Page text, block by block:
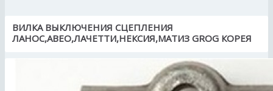
ВИЛКА ВЫКЛЮЧЕНИЯ СЦЕПЛЕНИЯ
ЛАНОС,АВЕО,ЛАЧЕТТИ,НЕКСИЯ,МАТИЗ GROG КОРЕЯ